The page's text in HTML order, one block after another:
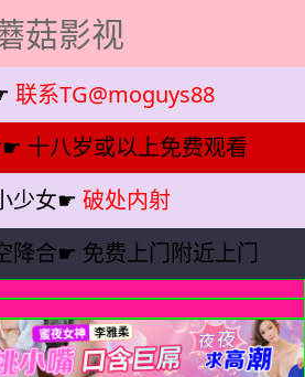
菇影视
联系TG@moguys88
☛ 十八岁或以上免费观看
少女☛ 破处内射
降合☛ 免费上门附近上门